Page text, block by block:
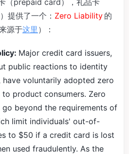
提供了一个： Zero Liability 的
源于这里 ）：
Major credit card issuers,
public reactions to identity
voluntarily adopted zero
product consumers. Zero
beyond the requirements of
limit individuals' out-of-
to $50 if a credit card is lost
used fraudulently. As the